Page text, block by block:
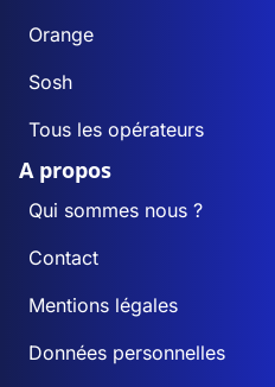
Orange
Sosh
Tous les opérateurs
A propos
Qui sommes nous ?
Contact
Mentions légales
Données personnelles